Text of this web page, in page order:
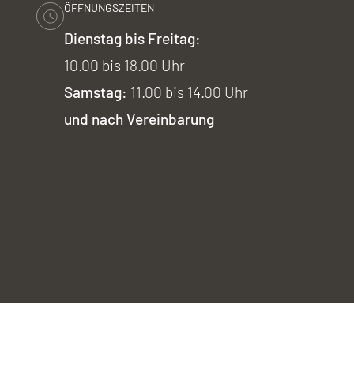
ÖFFNUNGSZEITEN
Dienstag bis Freitag:
10.00 bis 18.00 Uhr
Samstag: 11.00 bis 14.00 Uhr
und nach Vereinbarung